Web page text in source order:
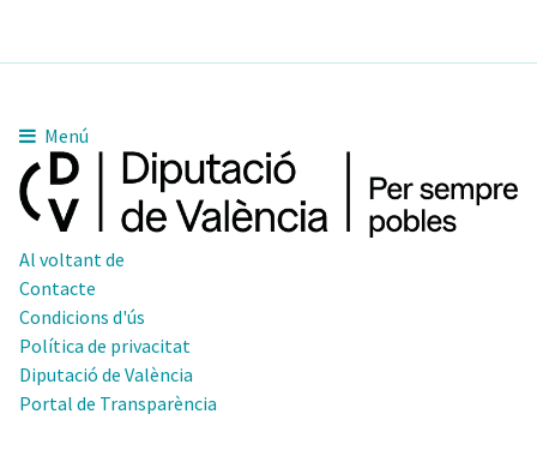
Menú
Al voltant de
Contacte
Condicions d'ús
Política de privacitat
Diputació de València
Portal de Transparència